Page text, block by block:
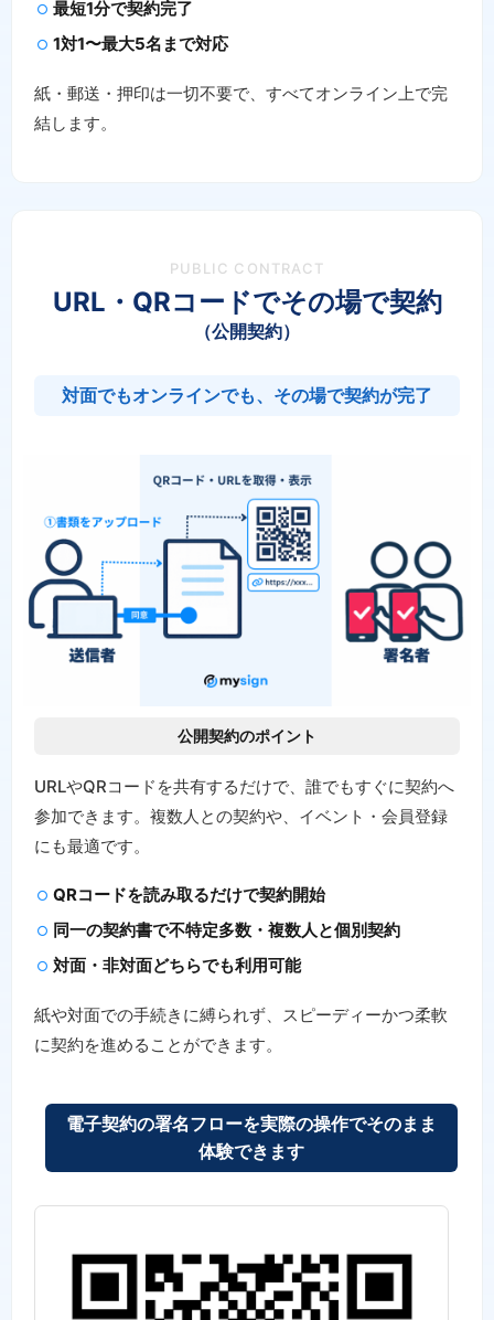
最短1分で契約完了
1対1〜最大5名まで対応
紙・郵送・押印は一切不要で、すべてオンライン上で完
結します。
PUBLIC CONTRACT
URL・QRコードでその場で契約
（公開契約）
対面でもオンラインでも、その場で契約が完了
公開契約のポイント
URLやQRコードを共有するだけで、誰でもすぐに契約へ
参加できます。複数人との契約や、イベント・会員登録
にも最適です。
QRコードを読み取るだけで契約開始
同一の契約書で不特定多数・複数人と個別契約
対面・非対面どちらでも利用可能
紙や対面での手続きに縛られず、スピーディーかつ柔軟
に契約を進めることができます。
電子契約の署名フローを実際の操作でそのまま
体験できます